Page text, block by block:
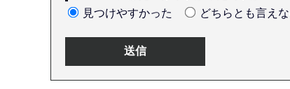
見つけやすかった
どちらとも言え